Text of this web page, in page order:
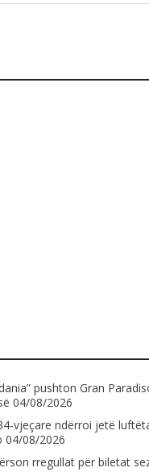
pushton Gran
04/08/2026
vjeçare ndërroi jetë
04/08/2026
rregullat për biletat